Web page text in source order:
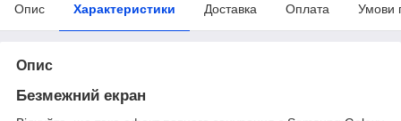
Опис Характеристики Доставка Оплата Умови
Опис
Безмежний екран